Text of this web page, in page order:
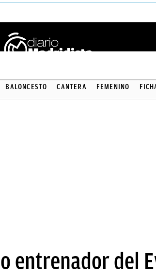
BALONCESTO CANTERA FEMENINO
entrenador del